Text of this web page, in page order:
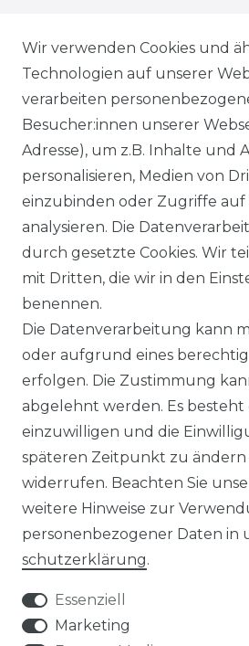
BEZAHLUNG
KLIMA- UND UMWELTSCHUTZ
LEXIKON
UNTERNEHMEN
ÜBER UNS
HERSTELLER
REFERENZEN
Wir verwenden Cookies und
Technologien auf unserer
verarbeiten
Besucher:innen unserer
Adresse), um z.B. Inhalte und
personalisieren, Medien von
einzubinden oder Zugriffe auf
analysieren. Die
durch gesetzte Cookies. Wir
mit Dritten, die wir in den
benennen.
Die Datenverarbeitung kann
oder aufgrund eines
erfolgen. Die Zustimmung
abgelehnt werden. Es besteht
einzuwilligen und die
späteren Zeitpunkt zu ändern
widerrufen. Beachten Sie
weitere Hinweise zur
personenbezogener Daten in
schutz­erklärung.
Essenziell
Marketing